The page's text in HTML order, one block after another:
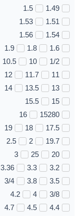
1.49
1.5
1.51
1.53
1.54
1.56
1.6
1.8
1.9
1/2
10
10.5
11
11.7
12
13
13.5
14
15
15.5
15280
16
17.5
18
19
19.7
2
2.5
20
25
3
3.2
3.3
3.36
3.5
3.8
3/4
3/8
4
4.2
4.4
4.5
4.7